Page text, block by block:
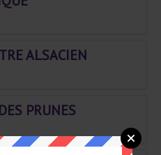
ALSACIEN
PRUNES